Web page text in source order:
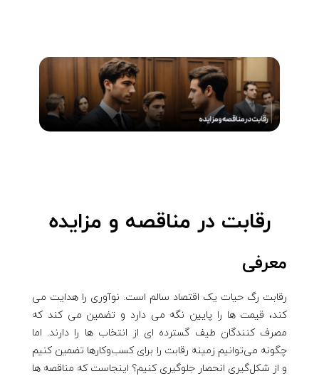
رقابت در مناقصه و مزایده
معرفی
رقابت رگ حیات یک اقتصاد سالم است. نوآوری را هدایت می
کند، قیمت ها را پایین نگه می دارد و تضمین می کند که
مصرف کنندگان طیف گسترده ای از انتخاب ها را دارند. اما
چگونه می‌توانیم زمینه رقابت را برای کسب‌وکارها تضمین کنیم
و از شکل‌گیری انحصار جلوگیری کنیم؟ اینجاست که مناقصه ها